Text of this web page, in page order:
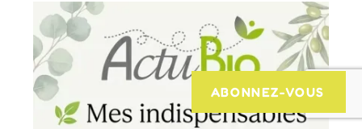
ABONNEZ-VOUS